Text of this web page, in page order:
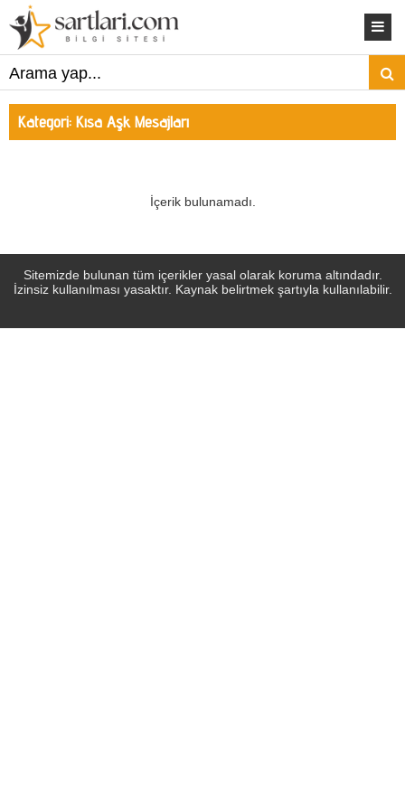
Kategori: Kısa Aşk Mesajları
İçerik bulunamadı.
Sitemizde bulunan tüm içerikler yasal olarak koruma altındadır.
İzinsiz kullanılması yasaktır. Kaynak belirtmek şartıyla kullanılabilir.